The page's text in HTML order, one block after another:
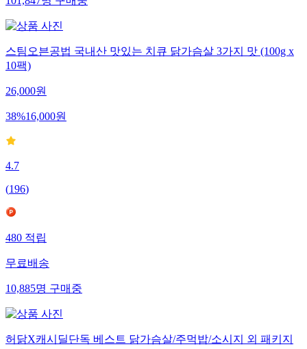
101,847명구매중
스팀오븐공법 국내산 맛있는 치큐 닭가슴살 3가지 맛 (100g x
10팩)
26,000원
38%16,000원
4.7
(196)
480적립
무료배송
10,885명구매중
허닭X캐시딜단독 베스트 닭가슴살/주먹밥/소시지 외 패키지